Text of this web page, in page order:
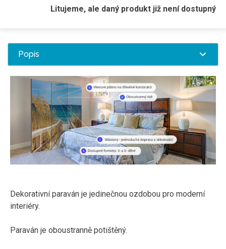
Litujeme, ale daný produkt již není dostupný
Popis
Dekorativní paraván je jedinečnou ozdobou pro moderní
interiéry.
Paraván je oboustranně potištěný.